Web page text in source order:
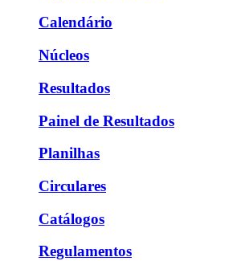
Calendário
Núcleos
Resultados
Painel de Resultados
Planilhas
Circulares
Catálogos
Regulamentos